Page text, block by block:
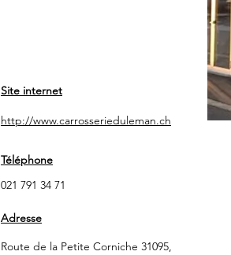
Site internet
http://www.carrosserieduleman.ch
Téléphone
021 791 34 71
Adresse
Route de la Petite Corniche 31095,